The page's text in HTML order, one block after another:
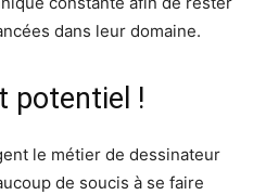
dans leur domaine.
potentiel !
le métier de dessinateur
de soucis à se faire